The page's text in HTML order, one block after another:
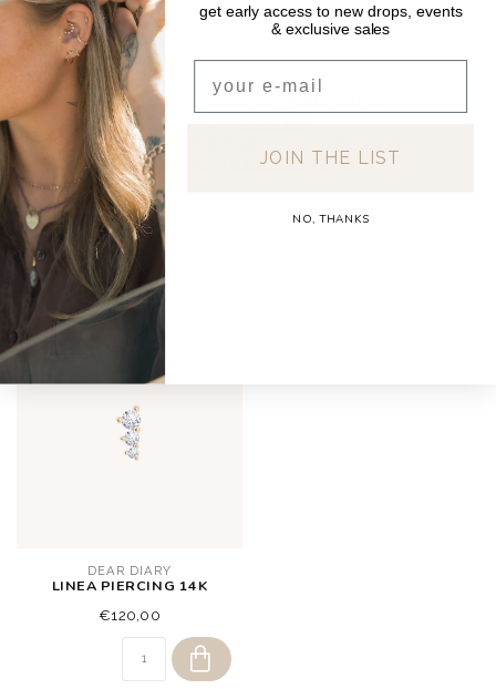
Niet op voorraad
SHIPPING & RETURNS
Free shipping on orders over €150 (Benelux)
Orders under €150: €5.95 (NL & BE)
For a full overview of delivery costs per country,
please visit our
Shipping & Returns page.
RECENT BEKEKEN
DEAR DIARY
LINEA PIERCING 14K
€120,00
get early access to new drops, events
& exclusive sales
JOIN THE LIST
NO, THANKS